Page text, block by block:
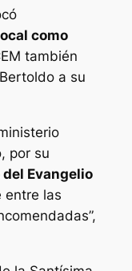
como
también
a su
por su
Evangelio
entre las